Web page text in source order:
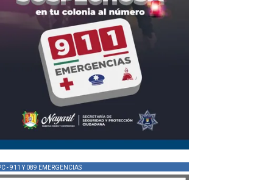
- 911 Y 089 EMERGENCIAS